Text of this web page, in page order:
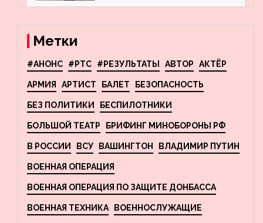
террористов, планировавших
Метки
#АНОНС #РТС #РЕЗУЛЬТАТЫ АВТОР АКТЁР
АРМИЯ АРТИСТ БАЛЕТ БЕЗОПАСНОСТЬ
БЕЗ ПОЛИТИКИ БЕСПИЛОТНИКИ
БОЛЬШОЙ ТЕАТР БРИФИНГ МИНОБОРОНЫ РФ
В РОССИИ ВСУ ВАШИНГТОН ВЛАДИМИР ПУТИН
ВОЕННАЯ ОПЕРАЦИЯ
ВОЕННАЯ ОПЕРАЦИЯ ПО ЗАЩИТЕ ДОНБАССА
ВОЕННАЯ ТЕХНИКА ВОЕННОСЛУЖАЩИЕ